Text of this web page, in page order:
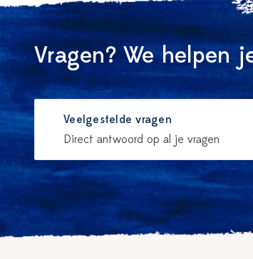
Vragen? We helpen
Veelgestelde vragen
Direct antwoord op al je vragen